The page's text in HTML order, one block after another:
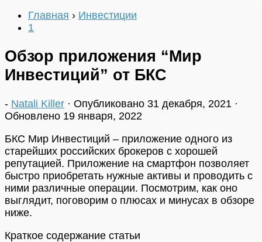
Главная › Инвестиции
1
Обзор приложения “Мир
Инвестиций” от БКС
- Natali Killer · Опубликовано 31 декабря, 2021 ·
Обновлено 19 января, 2022
БКС Мир Инвестиций – приложение одного из
старейших российских брокеров с хорошей
репутацией. Приложение на смартфон позволяет
быстро приобретать нужные активы и проводить с
ними различные операции. Посмотрим, как оно
выглядит, поговорим о плюсах и минусах в обзоре
ниже.
Краткое содержание статьи